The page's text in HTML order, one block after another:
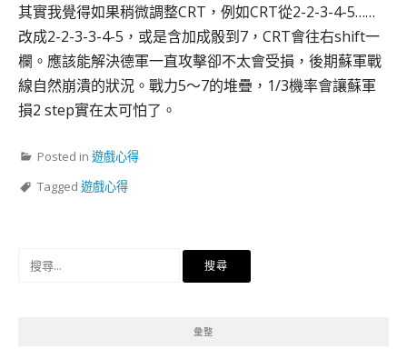
其實我覺得如果稍微調整CRT，例如CRT從2-2-3-4-5……
改成2-2-3-3-4-5，或是含加成骰到7，CRT會往右shift一
欄。應該能解決德軍一直攻擊卻不太會受損，後期蘇軍戰
線自然崩潰的狀況。戰力5～7的堆疊，1/3機率會讓蘇軍
損2 step實在太可怕了。
Posted in 遊戲心得
Tagged 遊戲心得
彙整